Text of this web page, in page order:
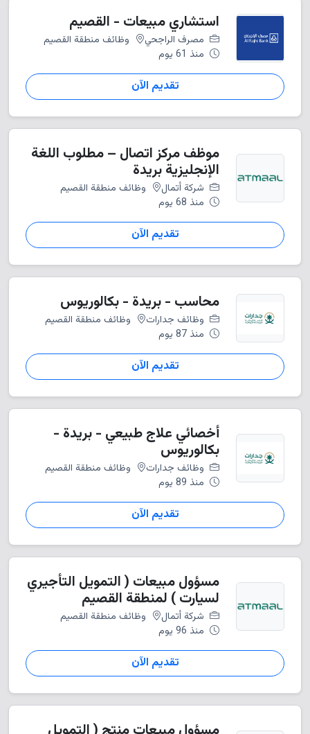
استشاري مبيعات - القصيم
مصرف الراجحي
وظائف منطقة القصيم
منذ 61 يوم
تقديم الآن
موظف مركز اتصال – مطلوب اللغة
الإنجليزية بريدة
شركة أتمال
وظائف منطقة القصيم
منذ 68 يوم
تقديم الآن
محاسب - بريدة - بكالوريوس
وظائف جدارات
وظائف منطقة القصيم
منذ 87 يوم
تقديم الآن
أخصائي علاج طبيعي - بريدة -
بكالوريوس
وظائف جدارات
وظائف منطقة القصيم
منذ 89 يوم
تقديم الآن
مسؤول مبيعات ( التمويل التأجيري
لسيارت ) لمنطقة القصيم
شركة أتمال
وظائف منطقة القصيم
منذ 96 يوم
تقديم الآن